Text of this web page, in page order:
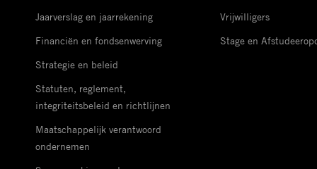
Jaarverslag en jaarrekening
Financiën en fondsenwerving
Strategie en beleid
Statuten, reglement,
integriteitsbeleid en richtlijnen
Maatschappelijk verantwoord
ondernemen
Vrijwilligers
Stage en